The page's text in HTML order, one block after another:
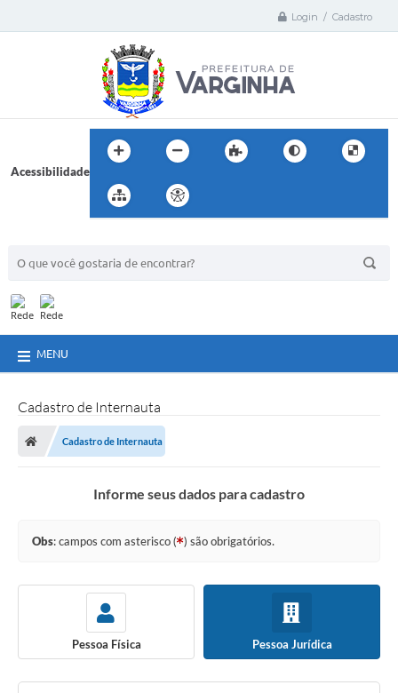
Login / Cadastro
Acessibilidade
MENU
Cadastro de Internauta
Cadastro de Internauta
Informe seus dados para cadastro
Obs: campos com asterisco ( ) são obrigatórios.
Pessoa Física Pessoa Jurídica